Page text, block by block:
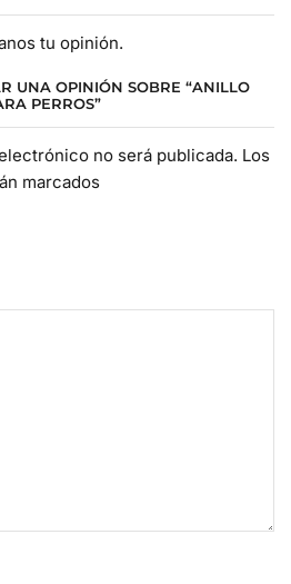
tu opinión.
UNA OPINIÓN SOBRE “ANILLO
PERROS”
no será publicada. Los
marcados